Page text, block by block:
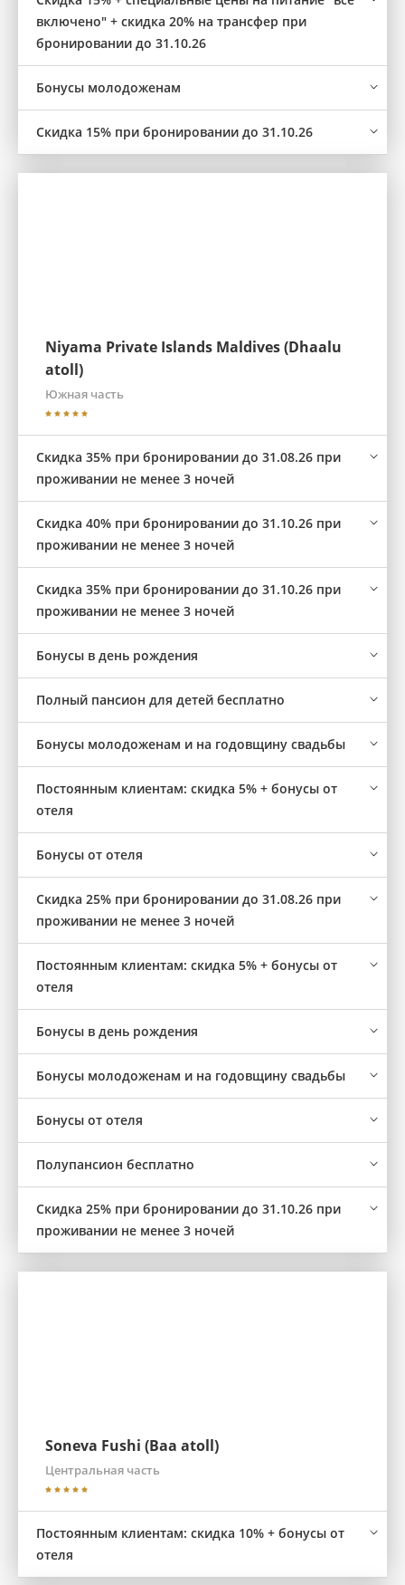
включено" + скидка 20% на трансфер при
бронировании до 31.10.26
Бонусы молодоженам
Скидка 15% при бронировании до 31.10.26
Niyama Private Islands Maldives (Dhaalu
atoll)
Южная часть
Скидка 35% при бронировании до 31.08.26 при
проживании не менее 3 ночей
Скидка 40% при бронировании до 31.10.26 при
проживании не менее 3 ночей
Скидка 35% при бронировании до 31.10.26 при
проживании не менее 3 ночей
Бонусы в день рождения
Полный пансион для детей бесплатно
Бонусы молодоженам и на годовщину свадьбы
Постоянным клиентам: скидка 5% + бонусы от
отеля
Бонусы от отеля
Скидка 25% при бронировании до 31.08.26 при
проживании не менее 3 ночей
Постоянным клиентам: скидка 5% + бонусы от
отеля
Бонусы в день рождения
Бонусы молодоженам и на годовщину свадьбы
Бонусы от отеля
Полупансион бесплатно
Скидка 25% при бронировании до 31.10.26 при
проживании не менее 3 ночей
Soneva Fushi (Baa atoll)
Центральная часть
Постоянным клиентам: скидка 10% + бонусы от
отеля